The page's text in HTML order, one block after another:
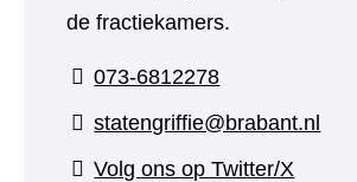
de fractiekamers.
073-6812278
statengriffie@brabant.nl
Volg ons op Twitter/X